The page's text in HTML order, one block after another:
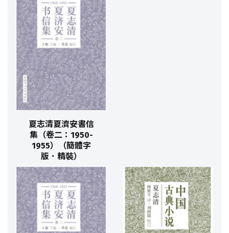
夏志清夏濟安書信
集（卷二：1950-
1955）（簡體字
版．精裝）